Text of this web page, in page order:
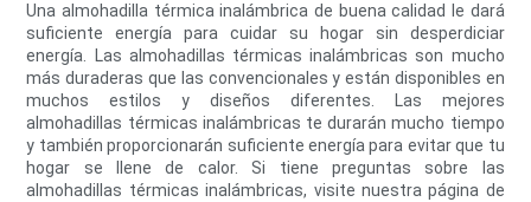
Una almohadilla térmica inalámbrica de buena calidad le dará
suficiente energía para cuidar su hogar sin desperdiciar
energía. Las almohadillas térmicas inalámbricas son mucho
más duraderas que las convencionales y están disponibles en
muchos estilos y diseños diferentes. Las mejores
almohadillas térmicas inalámbricas te durarán mucho tiempo
y también proporcionarán suficiente energía para evitar que tu
hogar se llene de calor. Si tiene preguntas sobre las
almohadillas térmicas inalámbricas, visite nuestra página de